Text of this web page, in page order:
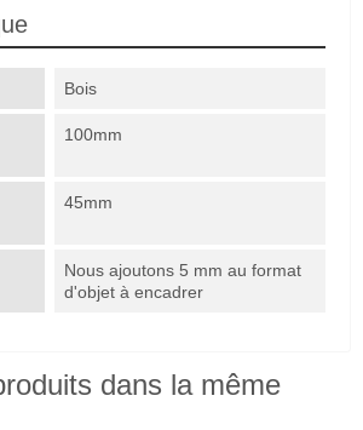
Bois
100mm
45mm
Nous ajoutons 5 mm au format
d'objet à encadrer
dans la même